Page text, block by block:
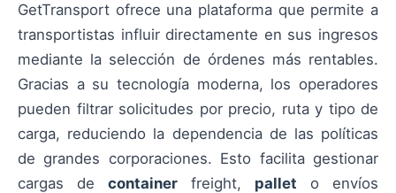
GetTransport ofrece una plataforma que permite a
transportistas influir directamente en sus ingresos
mediante la selección de órdenes más rentables.
Gracias a su tecnología moderna, los operadores
pueden filtrar solicitudes por precio, ruta y tipo de
carga, reduciendo la dependencia de las políticas
de grandes corporaciones. Esto facilita gestionar
cargas de container freight, pallet o envíos